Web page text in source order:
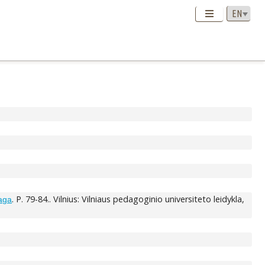
. P. 79-84.. Vilnius: Vilniaus pedagoginio universiteto leidykla,